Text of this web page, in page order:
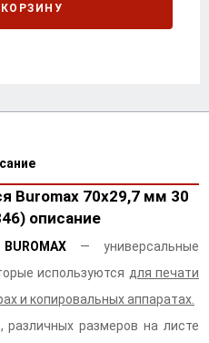
Buromax 70х29,7 мм 30
описание
— универсальные
используются для печати
и копировальных аппаратах.
размеров на листе